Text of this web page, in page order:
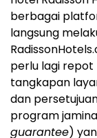
berbagai
langsung
perlu lagi repot
tangkapan
dan
program
guarantee)